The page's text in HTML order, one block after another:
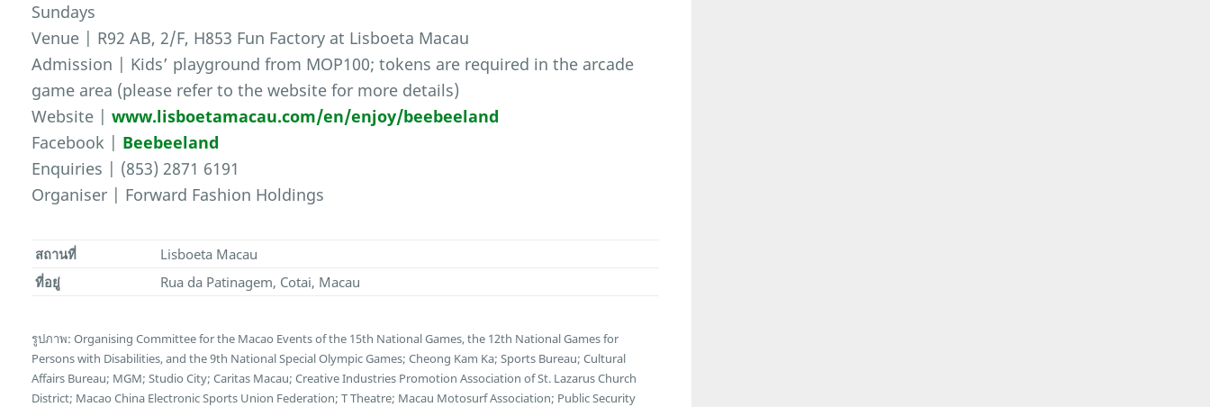
Sundays
Venue | R92 AB, 2/F, H853 Fun Factory at Lisboeta Macau
Admission | Kids’ playground from MOP100; tokens are required in the arcade
game area (please refer to the website for more details)
Website |www.lisboetamacau.com/en/enjoy/beebeeland
Facebook | Beebeeland
Enquiries | (853) 2871 6191
Organiser | Forward Fashion Holdings
สถานที่
Lisboeta Macau
ที่อยู่
Rua da Patinagem, Cotai, Macau
รูปภาพ: Organising Committee for the Macao Events of the 15th National Games, the 12th National Games for
Persons with Disabilities, and the 9th National Special Olympic Games; Cheong Kam Ka; Sports Bureau; Cultural
Affairs Bureau; MGM; Studio City; Caritas Macau; Creative Industries Promotion Association of St. Lazarus Church
District; Macao China Electronic Sports Union Federation; T Theatre; Macau Motosurf Association; Public Security